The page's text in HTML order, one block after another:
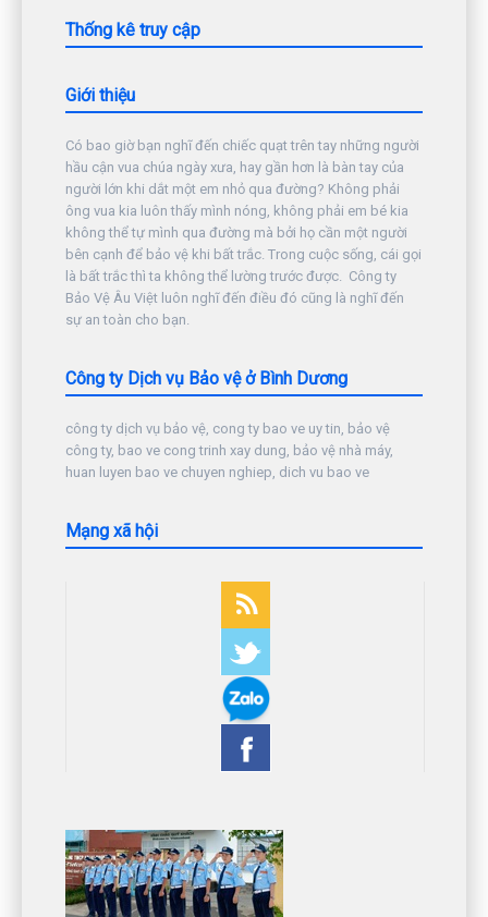
Thống kê truy cập
Giới thiệu
Có bao giờ bạn nghĩ đến chiếc quạt trên tay những người
hầu cận vua chúa ngày xưa, hay gần hơn là bàn tay của
người lớn khi dắt một em nhỏ qua đường? Không phải
ông vua kia luôn thấy mình nóng, không phải em bé kia
không thể tự mình qua đường mà bởi họ cần một người
bên cạnh để bảo vệ khi bất trắc. Trong cuộc sống, cái gọi
là bất trắc thì ta không thể lường trước được. Công ty
Bảo Vệ Âu Việt luôn nghĩ đến điều đó cũng là nghĩ đến
sự an toàn cho bạn.
Công ty Dịch vụ Bảo vệ ở Bình Dương
công ty dịch vụ bảo vệ, cong ty bao ve uy tin, bảo vệ
công ty, bao ve cong trinh xay dung, bảo vệ nhà máy,
huan luyen bao ve chuyen nghiep, dich vu bao ve
Mạng xã hội